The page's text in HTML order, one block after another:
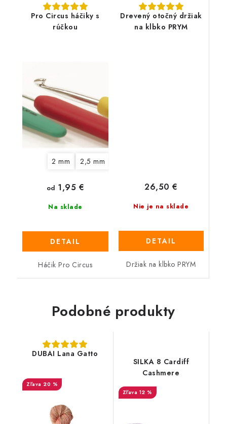
Pro Circus háčiky s
rúčkou
2 mm 2,5 mm
Na sklade
od 1,95 €
DETAIL
Háčik Pro Circus
Drevený otočný držiak
na klbko PRYM
Nie je na sklade
26,50 €
DETAIL
Držiak na klbko PRYM
Podobné produkty
DUBAI Lana Gatto
20 %
SILKA 8 Cardiff
Cashmere
12 %